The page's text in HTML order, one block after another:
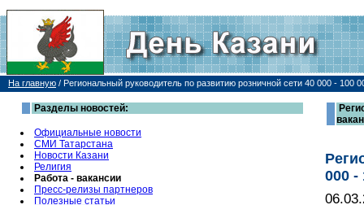
На главную / Региональный руководитель по развитию розничной сети 40 000 - 100
Разделы новостей:
Официальные новости
СМИ Татарстана
Новости Казани
Религия
Работа - вакансии
Пресс-релизы партнеров
Полезные статьи
000 -